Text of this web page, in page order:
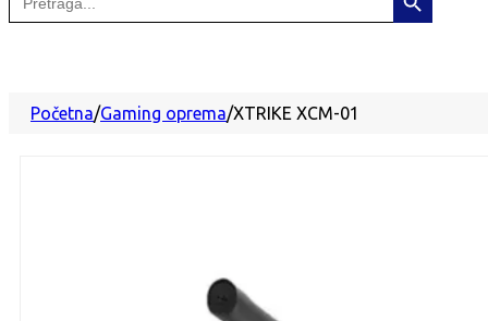
for:
Početna/Gaming oprema/XTRIKE XCM-01